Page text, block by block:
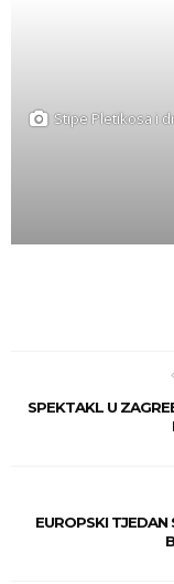
Stipe Pletikosa i
SPEKTAKL U
EUROPSKI TJEDAN